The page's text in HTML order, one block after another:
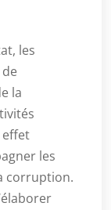
les
la
effet
les
corruption.